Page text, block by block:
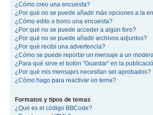
¿Cómo creo una encuesta?
¿Por qué no se puede añadir más opciones a la
¿Cómo edito o borro una encuesta?
¿Por qué no se puede acceder a algún foro?
¿Por qué no se puede añadir archivos adjuntos?
¿Por qué recibí una advertencia?
¿Cómo se puede reportar un mensaje a un
¿Para qué sirve el botón "Guardar" en la
¿Por qué mis mensajes necesitan ser aprobados?
¿Cómo hago para reactivar un tema?
Formatos y tipos de temas
¿Qué es el código BBCode?